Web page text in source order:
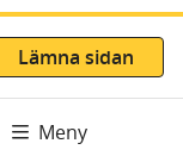
Lämna sidan
Meny